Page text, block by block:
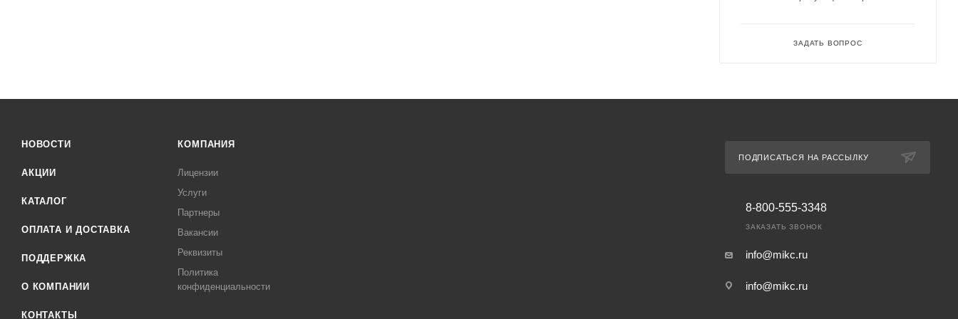
ЗАДАТЬ ВОПРОС
НОВОСТИ
АКЦИИ
КАТАЛОГ
ОПЛАТА И ДОСТАВКА
ПОДДЕРЖКА
О КОМПАНИИ
КОНТАКТЫ
КОМПАНИЯ
Лицензии
Услуги
Партнеры
Вакансии
Реквизиты
Политика
конфиденциальности
ПОДПИСАТЬСЯ НА РАССЫЛКУ
8-800-555-3348
ЗАКАЗАТЬ ЗВОНОК
info@mikc.ru
info@mikc.ru